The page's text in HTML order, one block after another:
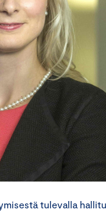
tulevalla